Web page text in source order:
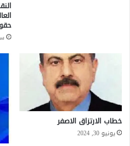
خطاب الارتزاق الاصفر
يونيو 30, 2024